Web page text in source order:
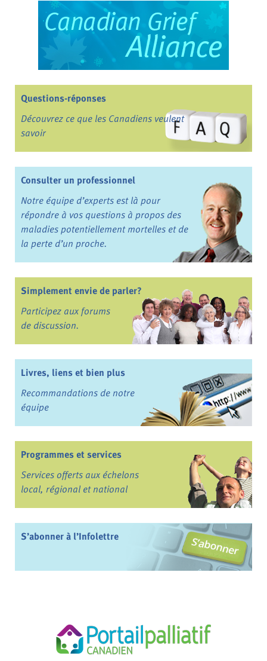
Questions-réponses
Découvrez ce que les Canadiens veulent
savoir
Consulter un professionnel
Notre équipe d’experts est là pour
répondre à vos questions à propos des
maladies potentiellement mortelles et de
la perte d’un proche.
Simplement envie de parler?
Participez aux forums
de discussion.
Livres, liens et bien plus
Recommandations de notre
équipe
Programmes et services
Services offerts aux échelons
local, régional et national
S’abonner à l’Infolettre